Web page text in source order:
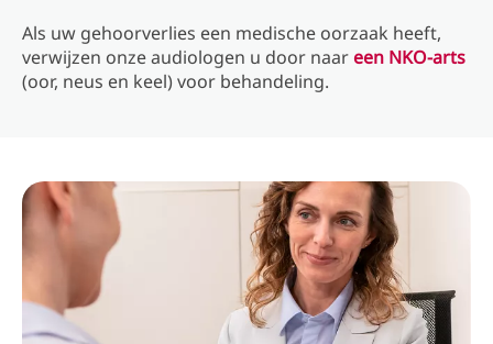
Als uw gehoorverlies een medische oorzaak heeft,
verwijzen onze audiologen u door naareen NKO-arts
(oor, neus en keel) voor behandeling.